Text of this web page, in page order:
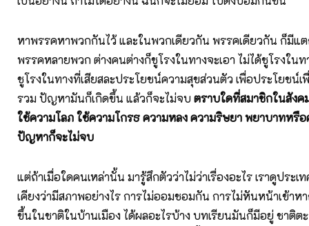
หาพรรคหาพวกกันไว้ และในพวกเดียวกัน พรรคเดียวกัน ก็มีแ
พรรคหลายพวก ต่างคนต่างก็ชูโรงในทางจะเอา ไม่ได้ชูโรงในท
ชูโรงในทางที่เสียสละประโยชน์ความสุขส่วนตัว เพื่อประโยชน์
รวม ปัญหามันก็เกิดขึ้น แล้วก็จะไม่จบตราบใดที่สมาชิกในสังค
ใช้ความโลภ ใช้ความโกรธ ความหลง ความริษยา พยาบาทหรื
ปัญหาก็จะไม่จบ
แต่ถ้าเมื่อใดคนเหล่านั้น มารู้สึกตัวว่าไม่ว่าเรื่องอะไร เราดูประเ
เคียงว่ามีสภาพอย่างไร การไม่ออมชอมกัน การไม่หันหน้าเข้าห
ขึ้นในชาติในบ้านเมือง ได้ผลอะไรบ้าง บทเรียนมันก็มีอยู่ ชาติ